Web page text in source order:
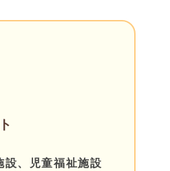
、児童福祉施設